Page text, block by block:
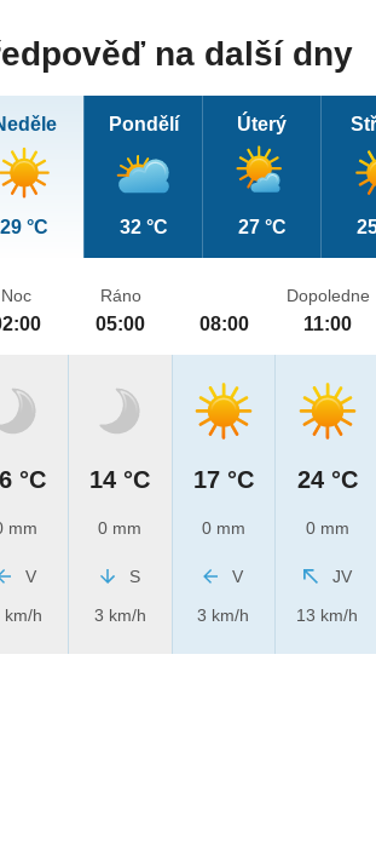
na další dny
29 °C
Pondělí
32 °C
Úterý
27 °C
Noc
°C
mm
V
km/h
Ráno
05:00
14 °C
0 mm
S
3 km/h
08:00
17 °C
0 mm
V
3 km/h
Dopoledne
11:00
24 °C
0 mm
JV
13 km/h